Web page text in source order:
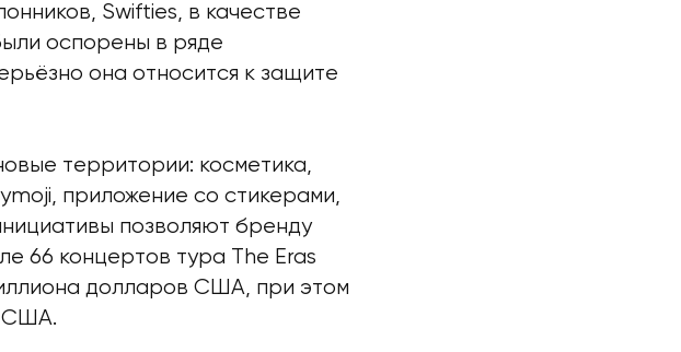
Swifties, в качестве
оспорены в ряде
она относится к защите
территории: косметика,
приложение со стикерами,
позволяют бренду
66 концертов тура The Eras
долларов США, при этом
США.